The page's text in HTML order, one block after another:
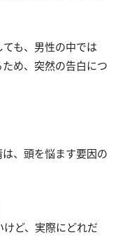
も、男性の中では
ため、突然の告白につ
、頭を悩ます要因の
けど、実際にどれだ